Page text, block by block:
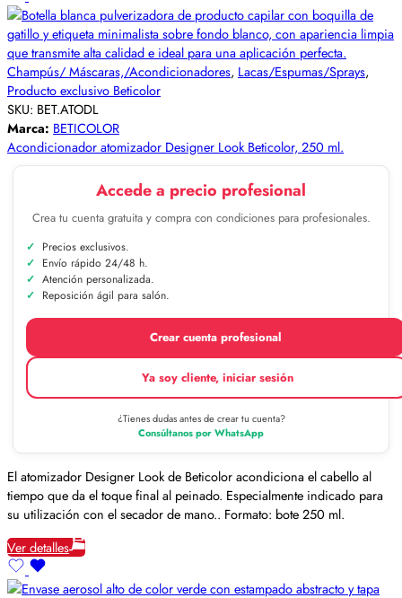
Champús/ Máscaras,/Acondicionadores, Lacas/Espumas/Sprays,
Producto exclusivo Beticolor
SKU: BET.ATODL
Marca: BETICOLOR
Acondicionador atomizador Designer Look Beticolor, 250 ml.
Accede a precio profesional
Crea tu cuenta gratuita y compra con condiciones para profesionales.
Precios exclusivos.
Envío rápido 24/48 h.
Atención personalizada.
Reposición ágil para salón.
Crear cuenta profesional
Ya soy cliente, iniciar sesión
¿Tienes dudas antes de crear tu cuenta?
Consúltanos por WhatsApp
El atomizador Designer Look de Beticolor acondiciona el cabello al
tiempo que da el toque final al peinado. Especialmente indicado para
su utilización con el secador de mano.. Formato: bote 250 ml.
Ver detalles